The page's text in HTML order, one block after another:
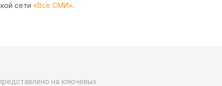
сети «Все СМИ».
на ключевых